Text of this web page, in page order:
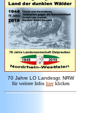
70 Jahre LO Landesgr. NRW
für weitere Infos hier klicken